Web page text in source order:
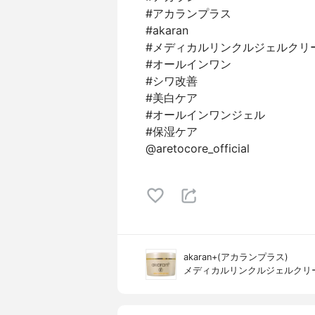
#アカランプラス
#akaran
#メディカルリンクルジェルクリ
#オールインワン
#シワ改善
#美白ケア
#オールインワンジェル
#保湿ケア
@aretocore_official
akaran+(アカランプラス)
メディカルリンクルジェルクリ